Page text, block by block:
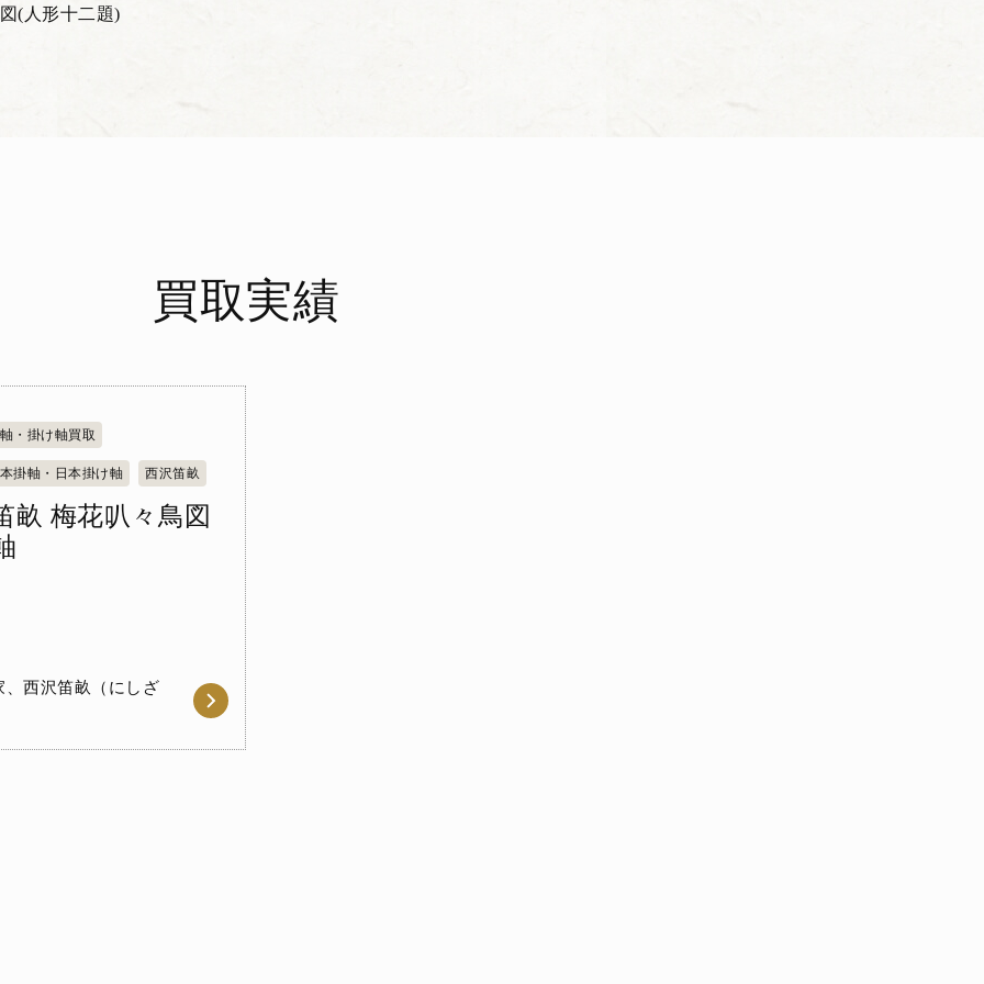
(人形十二題)
買取実績
・掛け軸買取
掛軸・日本掛け軸 西沢笛畝
畝 梅花叭々鳥図
西沢笛畝（にしざ